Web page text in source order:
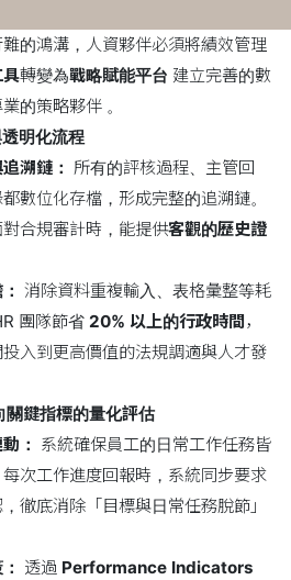
的鴻溝，人資夥伴必須將績效管理
轉變為戰略賦能平台 建立完善的數
的策略夥伴 。
明化流程
溯鏈： 所有的評核過程、主管回
數位化存檔，形成完整的追溯鏈。
合規審計時，能提供客觀的歷史證
消除資料重複輸入、表格彙整等耗
團隊節省 20% 以上的行政時間 ，
入到更高價值的法規調適與人才發
關鍵指標的量化評估
： 系統確保員工的日常工作任務皆
次工作進度回報時，系統同步要求
徹底消除「目標與日常任務脫節」
透過 Performance Indicators